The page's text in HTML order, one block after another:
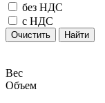
без НДС
с НДС
Очистить Найти
Вес
Объем